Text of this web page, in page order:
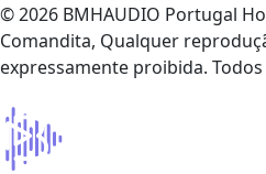
© 2026 BMHAUDIO Portugal
Comandita, Qualquer
expressamente proibida.